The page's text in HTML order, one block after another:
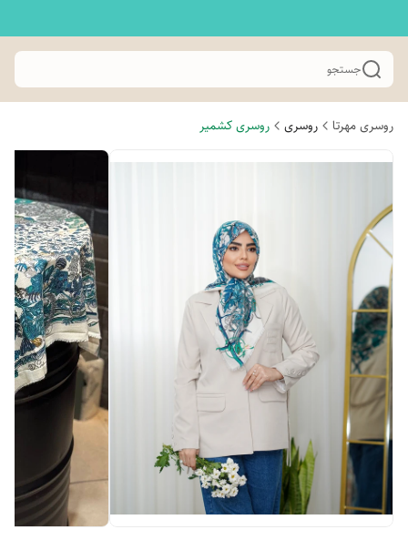
جستجو
روسری مهرتا روسری روسری کشمیر